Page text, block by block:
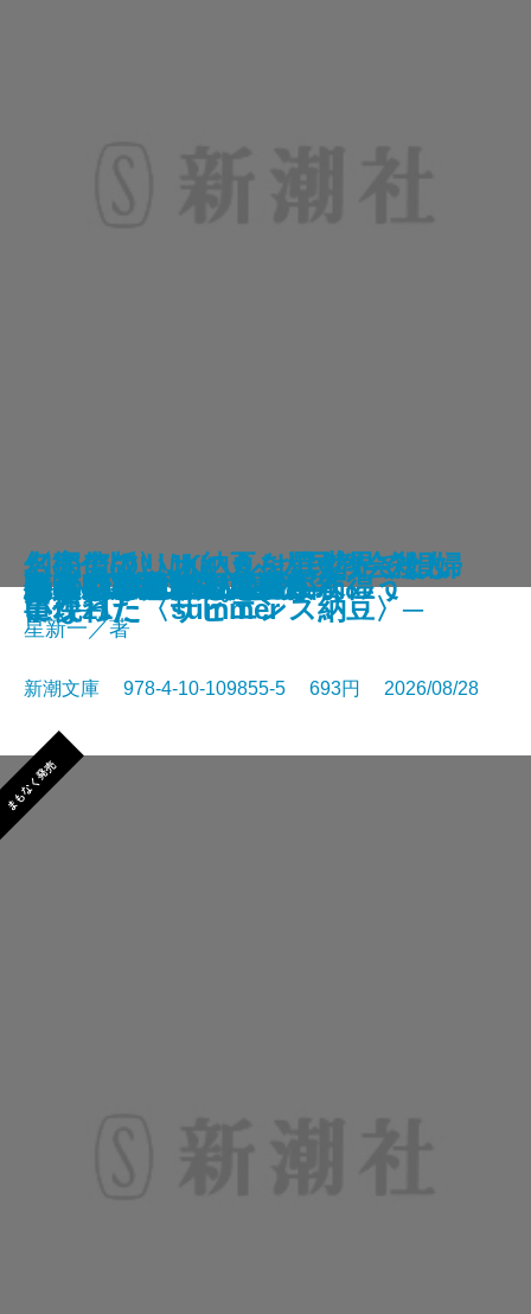
幽冥の岸 十二国記
未知なるカダスを夢に求めて
さよならの言い方なんて知らな
い。11
龍ノ国幻想9 天恵の命
神と王1 亡国の書
人魚屋敷の殺人
悪徳もまた
善人たち
わたしが・棄てた・女
きまぐれカプセル
星新一／著
新潮文庫 978-4-10-109855-5 693円 2026/08/28
まもなく発売
一夜─隠蔽捜査10─
夢ノ町本通り─文庫版─
フィレンツェに悪魔が彷徨う
その他の危険
〈完全版〉JKハルは異世界で娼婦
になった summer
人喰いパンダ殺人事件
幻のアフリカ納豆を追え！─そし
て現れた〈サピエンス納豆〉─
色ざんげ
晴れでも雨でも昆虫学者
名探偵のいけにえ─人民教会殺人
事件─